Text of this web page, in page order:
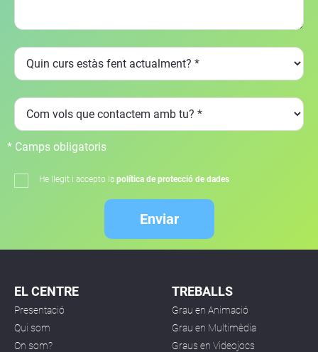
* Camps obligatoris
He llegit i accepto la política de protecció de dades
Enviar
EL CENTRE
Presentació
Qui som
On som?
TREBALLS
Grau en Animació
Grau en Multimèdia
Graus en Videojocs